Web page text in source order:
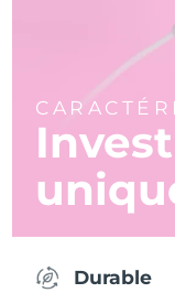
Durable